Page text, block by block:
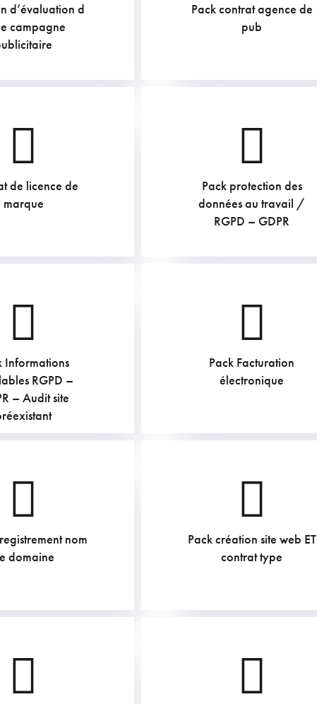
d’évaluation d
campagne
Pack contrat agence de
pub
169.4 €
de licence de
marque
Pack protection des
données au travail /
RGPD – GDPR
169.4
Informations
RGPD –
– Audit site
907.5€
Pack Facturation
électronique
907.5
nom
domaine
211.75 €
Pack création site web ET
contrat type
1210